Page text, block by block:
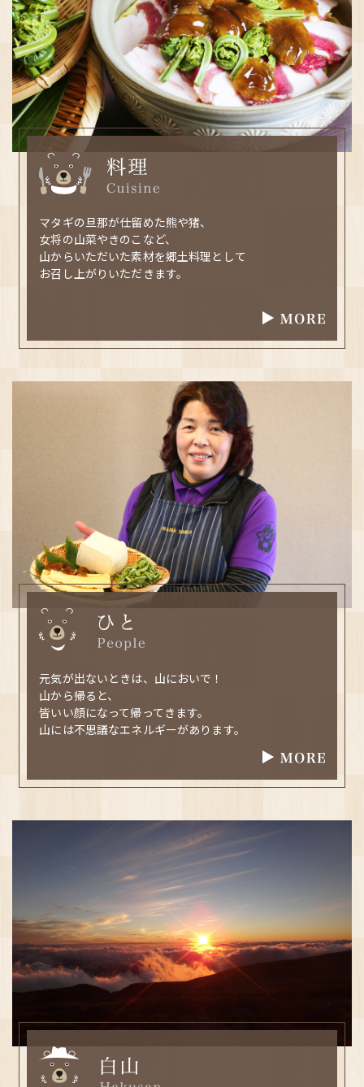
マタギの旦那が仕留めた熊や猪、
女将の山菜やきのこなど、
山からいただいた素材を郷土料理として
お召し上がりいただきます。
元気が出ないときは、山においで！
山から帰ると、
皆いい顔になって帰ってきます。
山には不思議なエネルギーがあります。